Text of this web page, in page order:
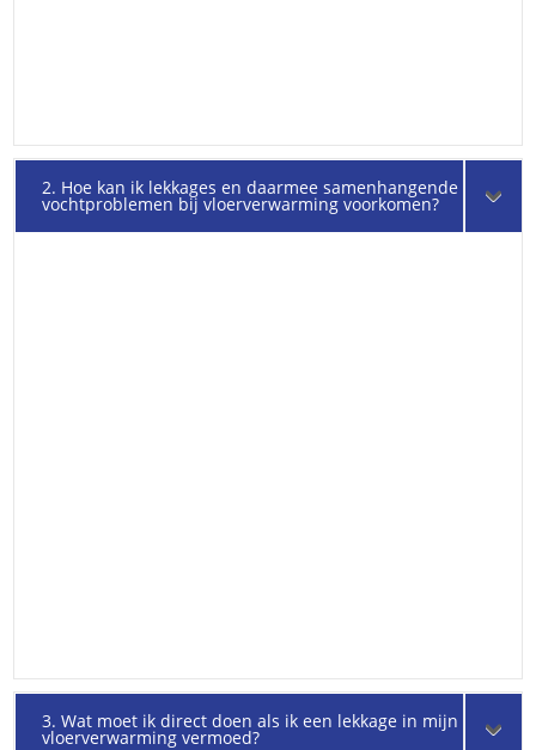
2. Hoe kan ik lekkages en daarmee samenhangende
vochtproblemen bij vloerverwarming voorkomen?
3. Wat moet ik direct doen als ik een lekkage in mijn
vloerverwarming vermoed?